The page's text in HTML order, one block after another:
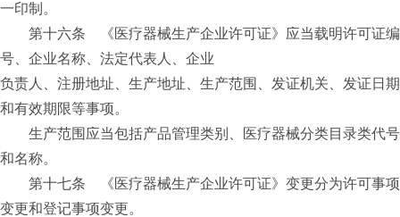
一印制。
第十六条 《医疗器械生产企业许可证》应当载明许可证编
号、企业名称、法定代表人、企业
负责人、注册地址、生产地址、生产范围、发证机关、发证日期
和有效期限等事项。
生产范围应当包括产品管理类别、医疗器械分类目录类代号
和名称。
第十七条 《医疗器械生产企业许可证》变更分为许可事项
变更和登记事项变更。